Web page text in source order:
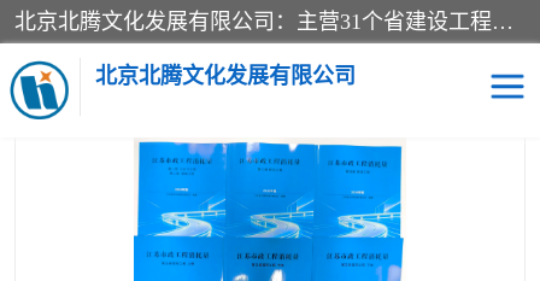
北京北腾文化发展有限公司：主营31个省建设工程预算书,工程预算软件,工程计价依据,工程造价定额,工程量清单计价定额,建设工程量消耗量定额,各行业工程预算定额,铁路定额,电力定额,矿山定额,*,黄金定额,钢铁企业检修定额,中石化安装检修定额,煤矿图书,医院书籍等.诚信的经营，在发展的同时公司不忘不断总结不断优化为客户的服务，和一如既往的热情赢得了新老客户的极高评价及青睐。
北京北腾文化发展有限公司
当前位置：首页>供应商机>江苏省建设工程计价定额> 2026版江
苏省建设工程预算定额书-江苏省工程造价管理协会
预算定额
煤矿图书